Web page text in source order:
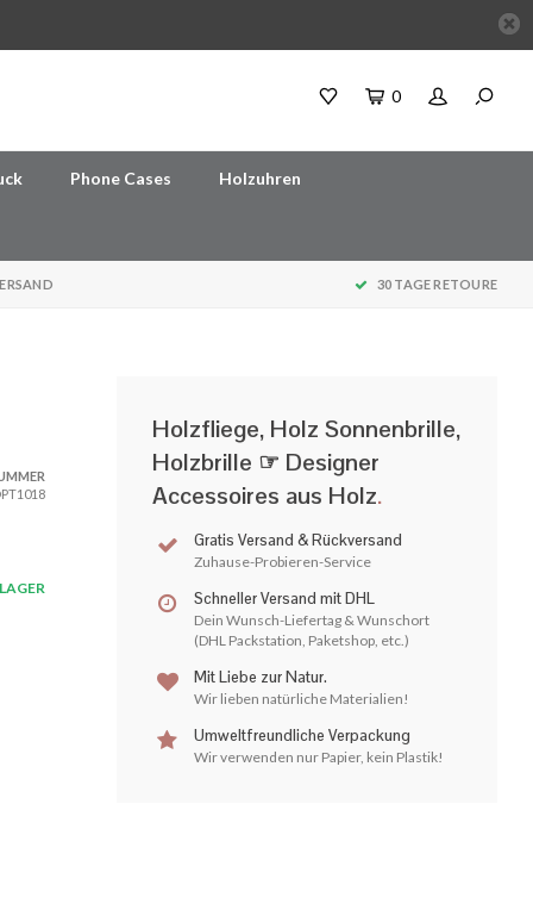
0
Phone Cases Holzuhren
30 TAGE RETOURE
Holzfliege, Holz Sonnenbrille,
Holzbrille ☞ Designer
Accessoires aus Holz.
Gratis Versand & Rückversand
Zuhause-Probieren-Service
Schneller Versand mit DHL
Dein Wunsch-Liefertag & Wunschort
(DHL Packstation, Paketshop, etc.)
Mit Liebe zur Natur.
Wir lieben natürliche Materialien!
Umweltfreundliche Verpackung
Wir verwenden nur Papier, kein Plastik!